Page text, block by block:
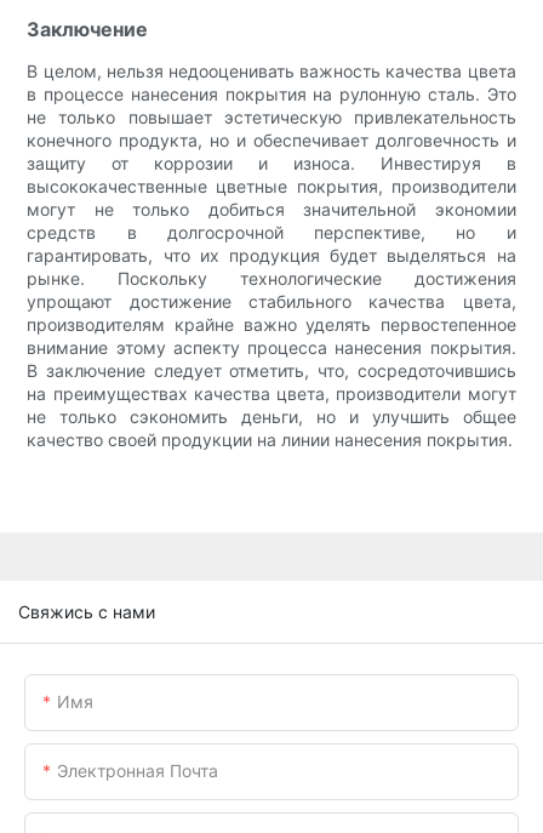
Заключение
В целом, нельзя недооценивать важность качества цвета
в процессе нанесения покрытия на рулонную сталь. Это
не только повышает эстетическую привлекательность
конечного продукта, но и обеспечивает долговечность и
защиту от коррозии и износа. Инвестируя в
высококачественные цветные покрытия, производители
могут не только добиться значительной экономии
средств в долгосрочной перспективе, но и
гарантировать, что их продукция будет выделяться на
рынке. Поскольку технологические достижения
упрощают достижение стабильного качества цвета,
производителям крайне важно уделять первостепенное
внимание этому аспекту процесса нанесения покрытия.
В заключение следует отметить, что, сосредоточившись
на преимуществах качества цвета, производители могут
не только сэкономить деньги, но и улучшить общее
качество своей продукции на линии нанесения покрытия.
Свяжись с нами
Имя
Электронная Почта